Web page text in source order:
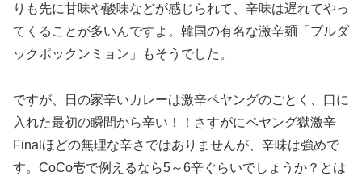
りも先に甘味や酸味などが感じられて、辛味は遅れてやっ
てくることが多いんですよ。韓国の有名な激辛麺「プルダ
ックポックンミョン」もそうでした。
ですが、日の家辛いカレーは激辛ペヤングのごとく、口に
入れた最初の瞬間から辛い！！さすがにペヤング獄激辛
Finalほどの無理な辛さではありませんが、辛味は強めで
す。CoCo壱で例えるなら5～6辛ぐらいでしょうか？とは